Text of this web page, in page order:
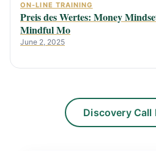
ON-LINE TRAINING
Preis des Wertes: Money
Mindful Mo
June 2, 2025
Discovery Call